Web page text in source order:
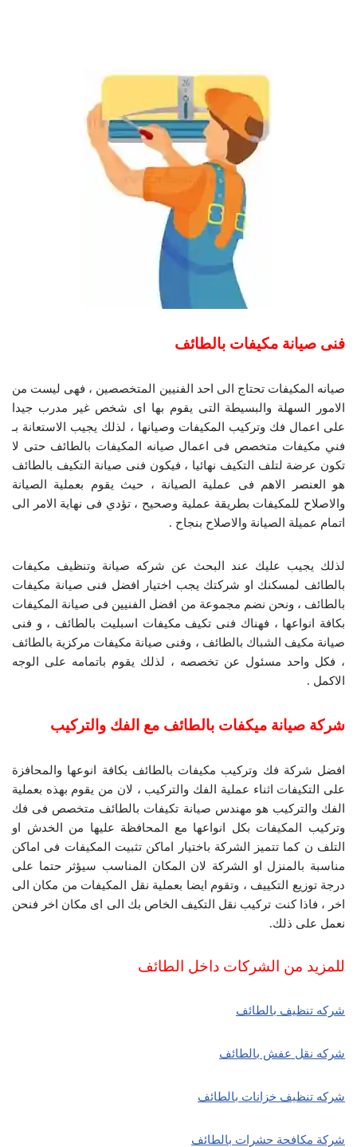
فنى صيانة مكيفات بالطائف
صيانه المكيفات تحتاج الى احد الفنيين المتخصصين ، فهى ليست من
الامور السهلة والبسيطة التى يقوم بها اى شخص غير مدرب جيدا
على اعمال فك وتركيب المكيفات وصيانها ، لذلك يجيب الاستعانة بـ
فني مكيفات متخصص فى اعمال صيانه المكيفات بالطائف حتى لا
تكون عرضة لتلف التكيف نهائيا ، فيكون فنى صيانة التكيف بالطائف
هو العنصر الاهم فى عملية الصيانة ، حيث يقوم بعملية الصيانة
والاصلاح للمكيفات بطريقة عملية وصحيح ، تؤدي فى نهاية الامر الى
اتمام عميلة الصيانة والاصلاح بنجاح .
لذلك يجيب عليك عند البحث عن شركه صيانة وتنظيف مكيفات
بالطائف لمسكنك او شركتك يجب اختيار افضل فنى صيانة مكيفات
بالطائف ، ونحن نضم مجموعة من افضل الفنيين فى صيانة المكيفات
بكافة انواعها ، فهناك فنى تكيف مكيفات اسبليت بالطائف ، و فنى
صيانة مكيف الشباك بالطائف ، وفنى صيانة مكيفات مركزية بالطائف
، فكل واحد مسئول عن تخصصه ، لذلك يقوم باتمامه على الوجه
الاكمل .
شركة صيانة ميكفات بالطائف مع الفك والتركيب
افضل شركة فك وتركيب مكيفات بالطائف بكافة انوعها والمحافزة
على التكيفات اثناء عملية الفك والتركيب ، لان من يقوم بهذه بعملية
الفك والتركيب هو مهندس صيانة تكيفات بالطائف متخصص فى فك
وتركيب المكيفات بكل انواعها مع المحافظة عليها من الخدش او
التلف ن كما تتميز الشركة باختيار اماكن تثبيت المكيفات فى اماكن
مناسبة بالمنزل او الشركة لان المكان المناسب سيؤثر حتما على
درجة توزيع التكييف ، وتقوم ايضا بعملية نقل المكيفات من مكان الى
اخر ، فاذا كنت تركيب نقل التكيف الخاص بك الى اى مكان اخر فنحن
نعمل على ذلك.
للمزيد من الشركات داخل الطائف
شركه تنظيف بالطائف
شركه نقل عفش بالطائف
شركه تنظيف خزانات بالطائف
شركة مكافحة حشرات بالطائف